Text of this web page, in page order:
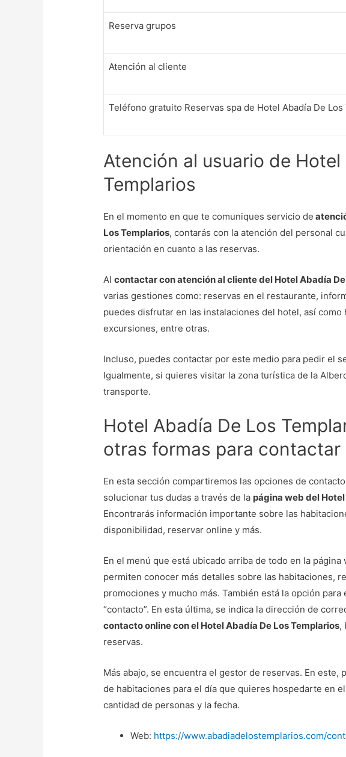
Reserva grupos
Atención al cliente
Teléfono gratuito Reservas spa de Hotel Abadía De Los
Atención al usuario de Hotel
Templarios
En el momento en que te comuniques servicio de
Los Templarios, contarás con la atención del personal
orientación en cuanto a las reservas.
Alcontactar con atención al cliente del Hotel Abadía
varias gestiones como: reservas en el restaurante,
puedes disfrutar en las instalaciones del hotel, así como
excursiones, entre otras.
Incluso, puedes contactar por este medio para pedir el
Igualmente, si quieres visitar la zona turística de la
transporte.
Hotel Abadía De Los
otras formas para contactar
En esta sección compartiremos las opciones de
solucionar tus dudas a través de la página web del
Encontrarás información importante sobre las
disponibilidad, reservar online y más.
En el menú que está ubicado arriba de todo en la
permiten conocer más detalles sobre las habitaciones,
promociones y mucho más. También está la opción
“contacto”. En esta última, se indica la dirección de
contacto online con el Hotel Abadía De Los Templarios,
reservas.
Más abajo, se encuentra el gestor de reservas. En este,
de habitaciones para el día que quieres hospedarte en
cantidad de personas y la fecha.
Web: https://www.abadiadelostemplarios.com/